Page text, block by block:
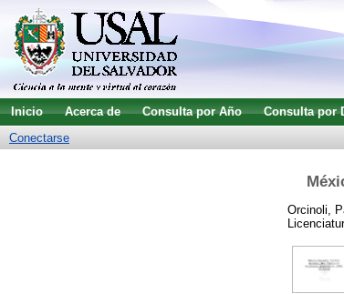
Inicio Acerca de Consulta por Año Consulta por
Conectarse
Orcinoli,